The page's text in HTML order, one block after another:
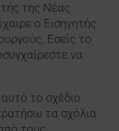
της Νέας
ο Εισηγητής
Εσείς το
να
το σχέδιο
τα σχόλια